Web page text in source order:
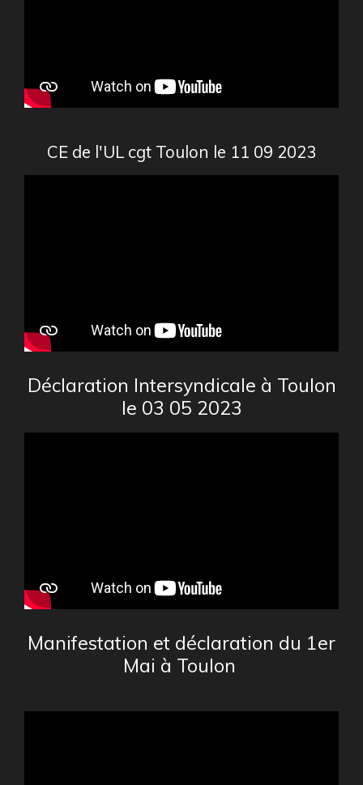
CE de l'UL cgt Toulon le 11 09 2023
Déclaration Intersyndicale à Toulon
le 03 05 2023
Manifestation et déclaration du 1er
Mai à Toulon